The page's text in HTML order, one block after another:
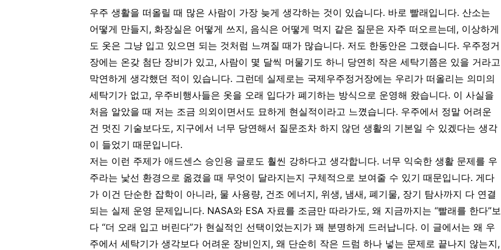
우주 생활을 떠올릴 때 많은 사람이 가장 늦게 생각하는 것이 있습니다. 바로 빨래입니다. 산소는
어떻게 만들지, 화장실은 어떻게 쓰지, 음식은 어떻게 먹지 같은 질문은 자주 떠오르는데, 이상하게
도 옷은 그냥 입고 있으면 되는 것처럼 느껴질 때가 많습니다. 저도 한동안은 그랬습니다. 우주정거
장에는 온갖 첨단 장비가 있고, 사람이 몇 달씩 머물기도 하니 당연히 작은 세탁기쯤은 있을 거라고
막연하게 생각했던 적이 있습니다. 그런데 실제로는 국제우주정거장에는 우리가 떠올리는 의미의
세탁기가 없고, 우주비행사들은 옷을 오래 입다가 폐기하는 방식으로 운영해 왔습니다. 이 사실을
처음 알았을 때 저는 조금 의외이면서도 묘하게 현실적이라고 느꼈습니다. 우주에서 정말 어려운
건 멋진 기술보다도, 지구에서 너무 당연해서 질문조차 하지 않던 생활의 기본일 수 있겠다는 생각
이 들었기 때문입니다.
저는 이런 주제가 애드센스 승인용 글로도 훨씬 강하다고 생각합니다. 너무 익숙한 생활 문제를 우
주라는 낯선 환경으로 옮겼을 때 무엇이 달라지는지 구체적으로 보여줄 수 있기 때문입니다. 게다
가 이건 단순한 잡학이 아니라, 물 사용량, 건조 에너지, 위생, 냄새, 폐기물, 장기 탐사까지 다 연결
되는 실제 운영 문제입니다. NASA와 ESA 자료를 조금만 따라가도, 왜 지금까지는 “빨래를 한다”보
다 “더 오래 입고 버린다”가 현실적인 선택이었는지가 꽤 분명하게 드러납니다. 이 글에서는 왜 우
주에서 세탁기가 생각보다 어려운 장비인지, 왜 단순히 작은 드럼 하나 넣는 문제로 끝나지 않는지,